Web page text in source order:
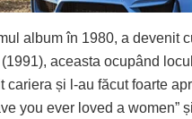
album în 1980, a devenit
aceasta ocupând
și l-au făcut foarte
you ever loved a women”